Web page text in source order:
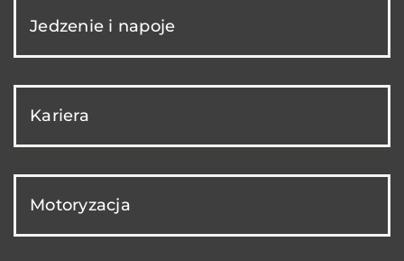
Jedzenie i napoje
Kariera
Motoryzacja